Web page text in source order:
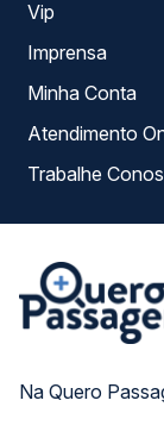
Na Quero
Vip
Imprensa
Minha Conta
Trabalhe